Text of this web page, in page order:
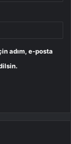
adım, e-posta